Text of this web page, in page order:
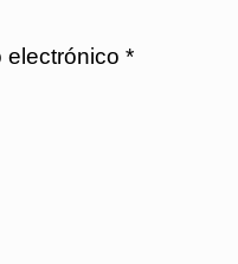
electrónico *